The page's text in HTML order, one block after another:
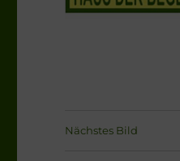
Nächstes Bild